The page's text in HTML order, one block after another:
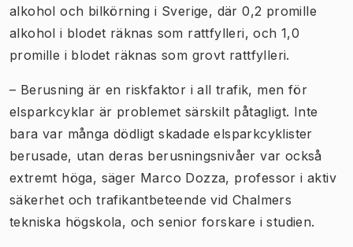
alkohol och bilkörning i Sverige, där 0,2 promille
alkohol i blodet räknas som rattfylleri, och 1,0
promille i blodet räknas som grovt rattfylleri.
– Berusning är en riskfaktor i all trafik, men för
elsparkcyklar är problemet särskilt påtagligt. Inte
bara var många dödligt skadade elsparkcyklister
berusade, utan deras berusningsnivåer var också
extremt höga, säger Marco Dozza, professor i aktiv
säkerhet och trafikantbeteende vid Chalmers
tekniska högskola, och senior forskare i studien.